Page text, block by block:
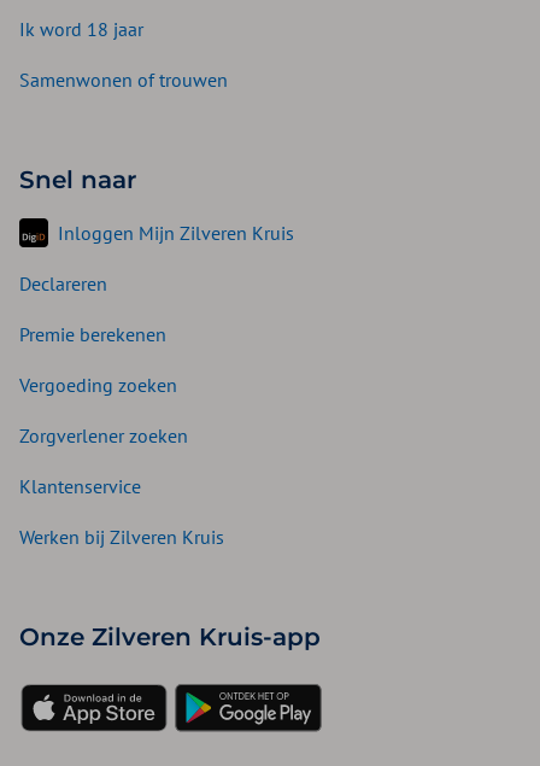
Ik word 18 jaar
Samenwonen of trouwen
Snel naar
Inloggen Mijn Zilveren Kruis
Declareren
Premie berekenen
Vergoeding zoeken
Zorgverlener zoeken
Klantenservice
Werken bij Zilveren Kruis
Onze Zilveren Kruis-app